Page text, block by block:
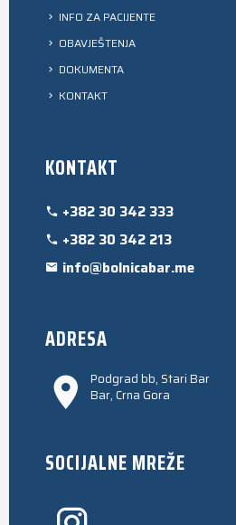
INFO ZA PACIJENTE
OBAVJEŠTENJA
DOKUMENTA
KONTAKT
KONTAKT
+382 30 342 333
+382 30 342 213
info@bolnicabar.me
ADRESA
Podgrad bb, Stari Bar
Bar, Crna Gora
SOCIJALNE MREŽE